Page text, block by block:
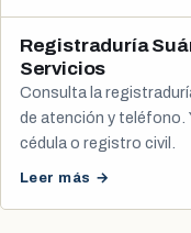
Registraduría
Servicios
Consulta la
de atención y teléfono.
cédula o registro civil.
Leer más →